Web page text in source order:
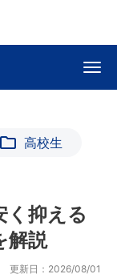
高校生
く抑える
解説
更新日：2026/08/01